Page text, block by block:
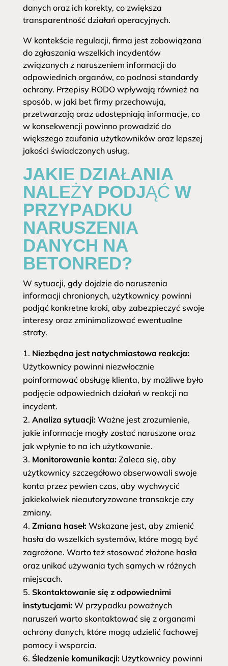
danych oraz ich korekty, co zwiększa
transparentność działań operacyjnych.
W kontekście regulacji, firma jest zobowiązana
do zgłaszania wszelkich incydentów
związanych z naruszeniem informacji do
odpowiednich organów, co podnosi standardy
ochrony. Przepisy RODO wpływają również na
sposób, w jaki bet firmy przechowują,
przetwarzają oraz udostępniają informacje, co
w konsekwencji powinno prowadzić do
większego zaufania użytkowników oraz lepszej
jakości świadczonych usług.
JAKIE DZIAŁANIA
NALEŻY PODJĄĆ W
PRZYPADKU
NARUSZENIA
DANYCH NA
BETONRED?
W sytuacji, gdy dojdzie do naruszenia
informacji chronionych, użytkownicy powinni
podjąć konkretne kroki, aby zabezpieczyć swoje
interesy oraz zminimalizować ewentualne
straty.
Niezbędna jest natychmiastowa reakcja:
Użytkownicy powinni niezwłocznie
poinformować obsługę klienta, by możliwe było
podjęcie odpowiednich działań w reakcji na
incydent.
Analiza sytuacji:Ważne jest zrozumienie,
jakie informacje mogły zostać naruszone oraz
jak wpłynie to na ich użytkowanie.
Monitorowanie konta:Zaleca się, aby
użytkownicy szczegółowo obserwowali swoje
konta przez pewien czas, aby wychwycić
jakiekolwiek nieautoryzowane transakcje czy
zmiany.
Zmiana haseł:Wskazane jest, aby zmienić
hasła do wszelkich systemów, które mogą być
zagrożone. Warto też stosować złożone hasła
oraz unikać używania tych samych w różnych
miejscach.
Skontaktowanie się z odpowiednimi
instytucjami:W przypadku poważnych
naruszeń warto skontaktować się z organami
ochrony danych, które mogą udzielić fachowej
pomocy i wsparcia.
Śledzenie komunikacji:Użytkownicy powinni